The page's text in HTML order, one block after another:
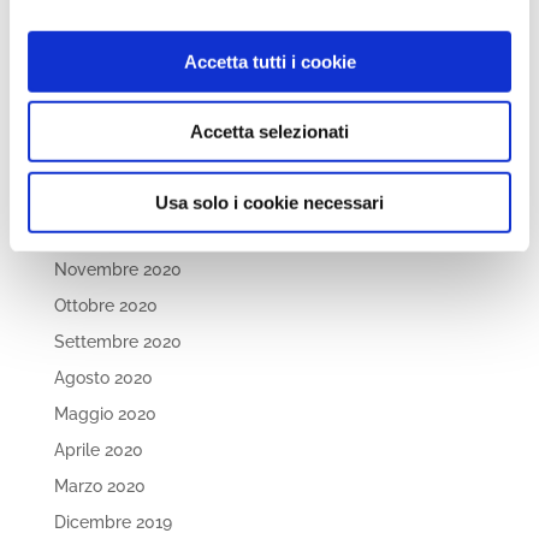
Accetta tutti i cookie
Accetta selezionati
Usa solo i cookie necessari
Maggio 2021
Marzo 2021
Febbraio 2021
Gennaio 2021
Novembre 2020
Ottobre 2020
Settembre 2020
Agosto 2020
Maggio 2020
Aprile 2020
Marzo 2020
Dicembre 2019